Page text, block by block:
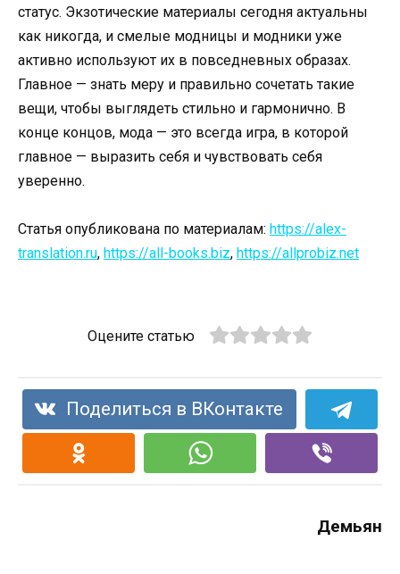
статус. Экзотические материалы сегодня актуальны
как никогда, и смелые модницы и модники уже
активно используют их в повседневных образах.
Главное — знать меру и правильно сочетать такие
вещи, чтобы выглядеть стильно и гармонично. В
конце концов, мода — это всегда игра, в которой
главное — выразить себя и чувствовать себя
уверенно.
Статья опубликована по материалам: https://alex-
translation.ru, https://all-books.biz, https://allprobiz.net
Оцените статью
Поделиться в ВКонтакте
Демьян